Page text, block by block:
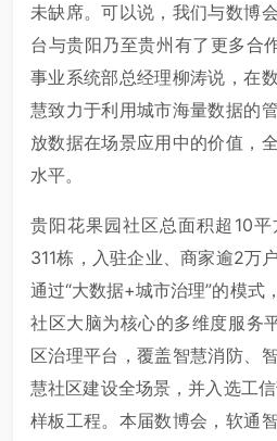
未缺席。可以说，我们与数博
台与贵阳乃至贵州有了更多合
事业系统部总经理柳涛说，在
慧致力于利用城市海量数据的
放数据在场景应用中的价值，
水平。
贵阳花果园社区总面积超10
311栋，入驻企业、商家逾2万
通过“大数据+城市治理”的模式
社区大脑为核心的多维度服务
区治理平台，覆盖智慧消防、
慧社区建设全场景，并入选工
样板工程。本届数博会，软通